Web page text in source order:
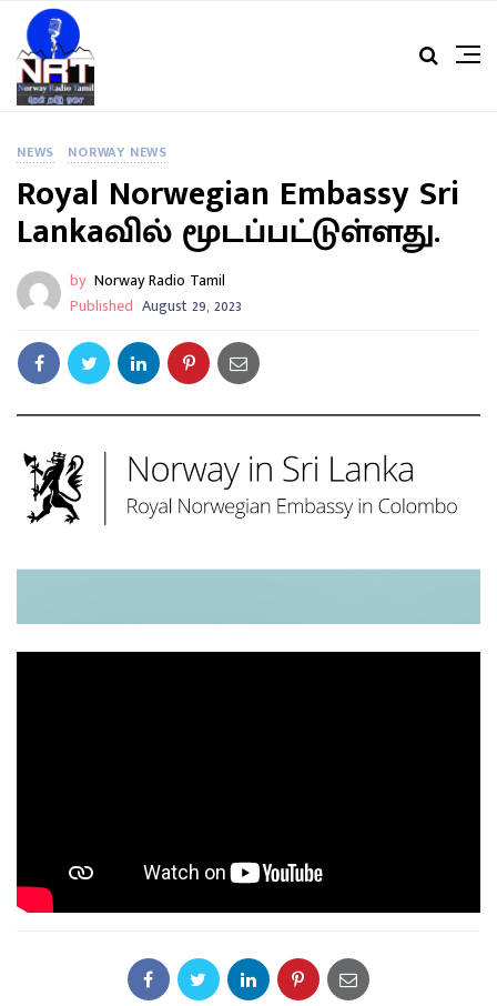
NEWS NORWAY NEWS
Royal Norwegian Embassy Sri
Lankaவில் மூடப்பட்டுள்ளது.
by Norway Radio Tamil
Published August 29, 2023